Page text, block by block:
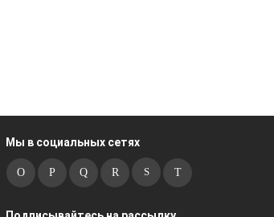
Мы в социальных сетях